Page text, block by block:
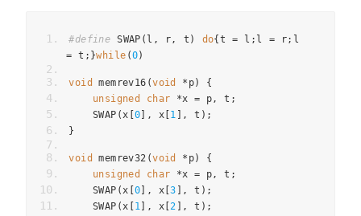
#define SWAP ( l , r, t ) do{ t = l ; l = r;
= t ;}while (0)
void memrev16 (void * p)
{
unsigned
char *x = p, t ;
    SWAP
(x 0 ], x 1 ], t );
}
void memrev32 (void * p)
{
unsigned
char *x = p, t ;
    SWAP
(x 0 ], x [3 ], t );
    SWAP
(x 1 ], x [2 ], t );